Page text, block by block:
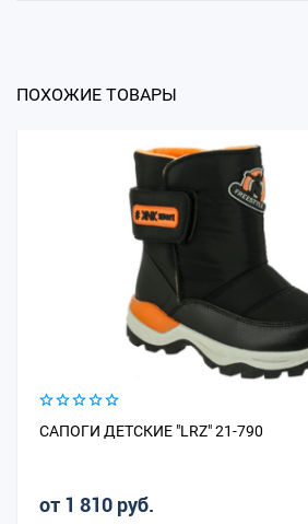
ПОХОЖИЕ ТОВАРЫ
САПОГИ ДЕТСКИЕ "LRZ" 21-790
от 1 810 руб.